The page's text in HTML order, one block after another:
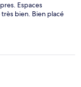
Espaces
bien. Bien placé